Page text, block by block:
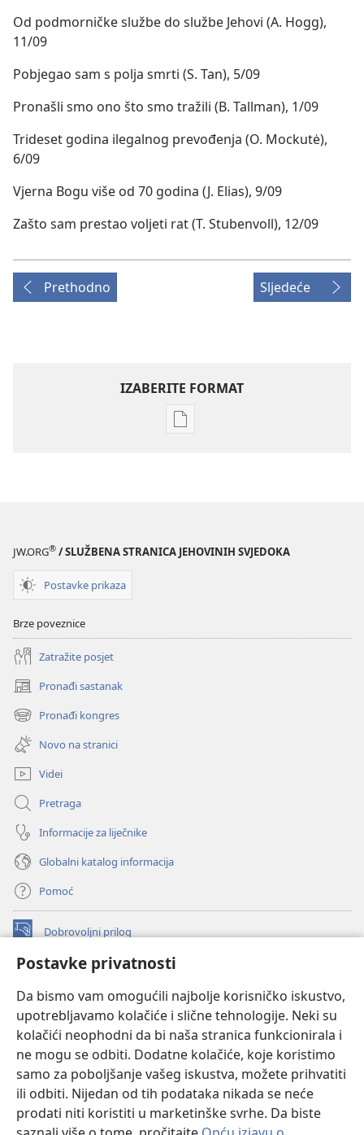
Postavke privatnosti
Da bismo vam omogućili najbolje korisničko iskustvo,
upotrebljavamo kolačiće i slične tehnologije. Neki su
kolačići neophodni da bi naša stranica funkcionirala i
ne mogu se odbiti. Dodatne kolačiće, koje koristimo
samo za poboljšanje vašeg iskustva, možete prihvatiti
ili odbiti. Nijedan od tih podataka nikada se neće
prodati niti koristiti u marketinške svrhe. Da biste
Od podmorničke službe do službe Jehovi (A. Hogg),
11/09
Pobjegao sam s polja smrti (S. Tan), 5/09
Pronašli smo ono što smo tražili (B. Tallman), 1/09
Trideset godina ilegalnog prevođenja (O. Mockutė),
6/09
Vjerna Bogu više od 70 godina (J. Elias), 9/09
Zašto sam prestao voljeti rat (T. Stubenvoll), 12/09
Prethodno Sljedeće
IZABERITE FORMAT
Postavke
prosinac 2009.
JW.ORG® / SLUŽBENA STRANICA JEHOVINIH SVJEDOKA
Postavke prikaza
Brze poveznice
Zatražite posjet
Pronađi sastanak
(otvara
se
novi
prozor)
Pronađi kongres
(otvara
se
novi
prozor)
Novo na stranici
Videi
Pretraga
Informacije za liječnike
Globalni katalog informacija
Pomoć
Dobrovoljni prilog
(otvara
se
novi
INTERNETSKA BIBLIOTEKA Watchtower
se
novi
prozor)
JW Hub
(otvara
se
novi
JW Library
Watchtower Library